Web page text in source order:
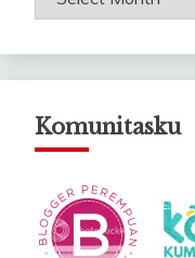
Komunitasku